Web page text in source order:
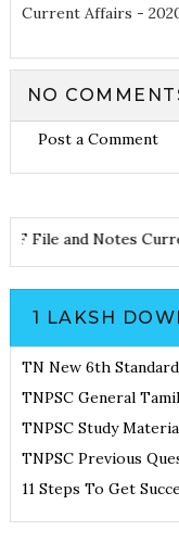
Current Affairs -
NO
Post a Comment
PDF File and Notes
1 LAKSH
TN New 6th
TNPSC General
TNPSC Study
TNPSC Previous
11 Steps To Get